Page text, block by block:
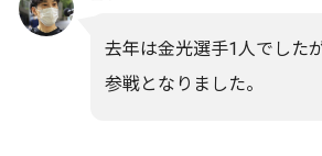
去年は金光選手1人でした
参戦となりました。